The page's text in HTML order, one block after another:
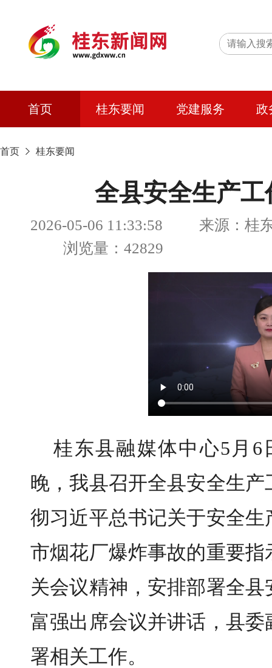
首页 桂东要闻 党建服务 政
首页 桂东要闻
全县安全生产
2026-05-06 11:33:58 来源：桂东
浏览量：42829
桂东县融媒体中心5月6
晚，我县召开全县安全生
彻习近平总书记关于安全
市烟花厂爆炸事故的重要
关会议精神，安排部署全
富强出席会议并讲话，县
署相关工作。